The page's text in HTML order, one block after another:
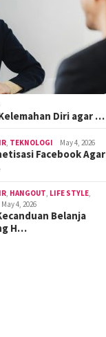
Diri agar …
TEKNOLOGI May 4, 2026
Facebook Agar
HANGOUT LIFE STYLE
May 4, 2026
Belanja
H…